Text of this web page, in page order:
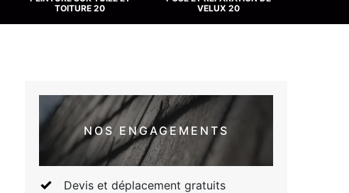
TOITURE 20
VELUX 20
NOS ENGAGEMENTS
Devis et déplacement gratuits